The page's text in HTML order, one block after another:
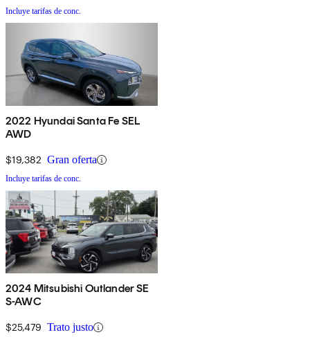
Incluye tarifas de conc.
2022 Hyundai Santa Fe SEL
AWD
$19,382 Gran oferta
Incluye tarifas de conc.
2024 Mitsubishi Outlander SE
S-AWC
$25,479 Trato justo